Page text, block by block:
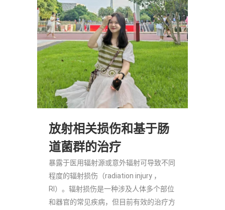
放射相关损伤和基于肠
道菌群的治疗
暴露于医用辐射源或意外辐射可导致不同
程度的辐射损伤（radiation injury ，
RI）。辐射损伤是一种涉及人体多个部位
和器官的常见疾病，但目前有效的治疗方